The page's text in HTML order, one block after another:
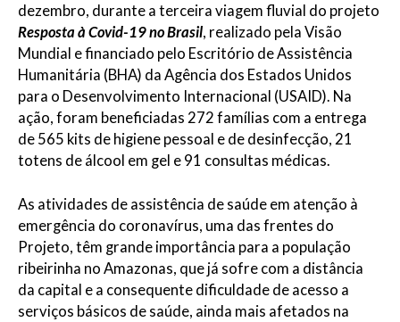
dezembro, durante a terceira viagem fluvial do projeto
Resposta à Covid-19 no Brasil, realizado pela Visão
Mundial e financiado pelo Escritório de Assistência
Humanitária (BHA) da Agência dos Estados Unidos
para o Desenvolvimento Internacional (USAID). Na
ação, foram beneficiadas 272 famílias com a entrega
de 565 kits de higiene pessoal e de desinfecção, 21
totens de álcool em gel e 91 consultas médicas.
As atividades de assistência de saúde em atenção à
emergência do coronavírus, uma das frentes do
Projeto, têm grande importância para a população
ribeirinha no Amazonas, que já sofre com a distância
da capital e a consequente dificuldade de acesso a
serviços básicos de saúde, ainda mais afetados na